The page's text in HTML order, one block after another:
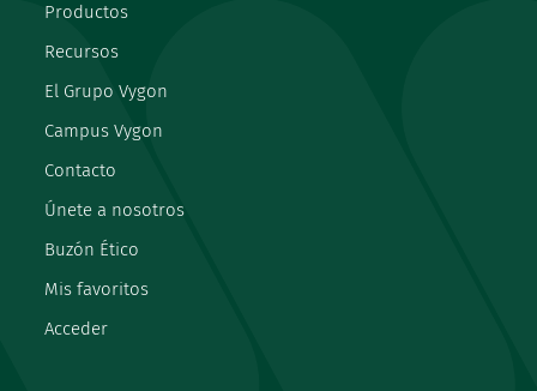
Productos
Recursos
El Grupo Vygon
Campus Vygon
Contacto
Únete a nosotros
Buzón Ético
Mis favoritos
Acceder